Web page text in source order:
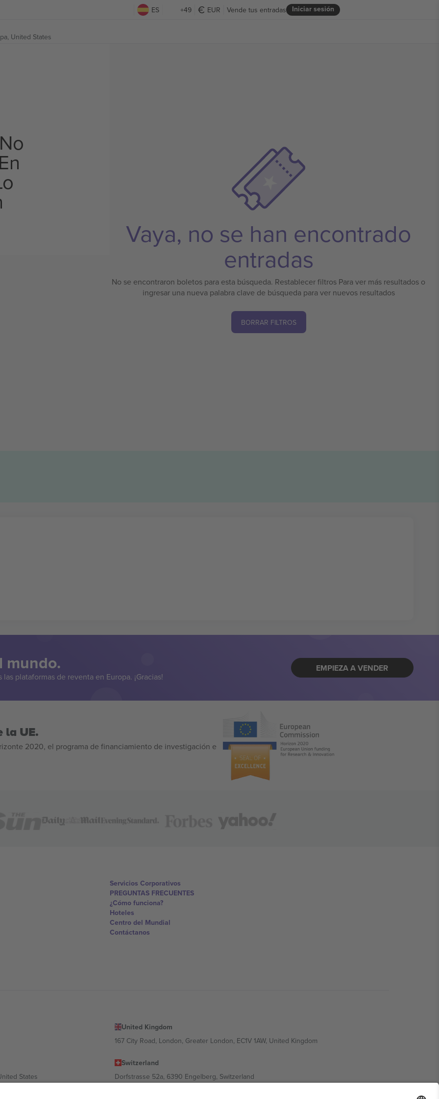
ES +49 EUR Iniciar sesión
Vende tus entradas
United States
Vaya, no se han encontrado
entradas
No se encontraron boletos para esta búsqueda. Restablecer filtros Para ver más resultados o
ingresar una nueva palabra clave de búsqueda para ver nuevos resultados
BORRAR FILTROS
mundo.
plataformas de reventa en Europa. ¡Gracias!
EMPIEZA A VENDER
la UE.
2020, el programa de financiamiento de investigación e
Servicios Corporativos
PREGUNTAS FRECUENTES
¿Cómo funciona?
Hoteles
Centro del Mundial
Contáctanos
United Kingdom
167 City Road, London, Greater London, EC1V 1AW, United Kingdom
States
Switzerland
Dorfstrasse 52a, 6390 Engelberg, Switzerland